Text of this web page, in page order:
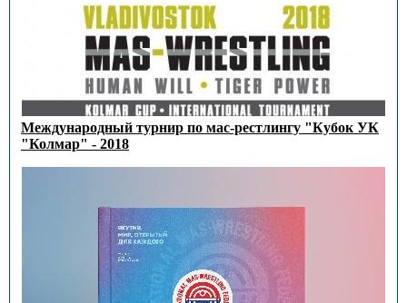
Международный турнир по мас-рестлингу "Кубок УК
"Колмар" - 2018